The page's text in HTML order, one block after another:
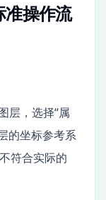
准操作流
层，选择“属
的坐标参考系
符合实际的